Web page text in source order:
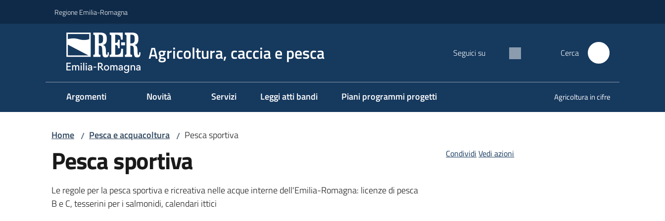
Regione Emilia-Romagna
Agricoltura, caccia e pesca Seguici su Cerca
Argomenti Novità Servizi Leggi atti bandi Piani programmi progetti Agricoltura in cifre
Home / Pesca e acquacoltura / Pesca sportiva
Pesca sportiva
Le regole per la pesca sportiva e ricreativa nelle acque interne dell'Emilia-Romagna: licenze di pesca
B e C, tesserini per i salmonidi, calendari ittici
Condividi Vedi azioni